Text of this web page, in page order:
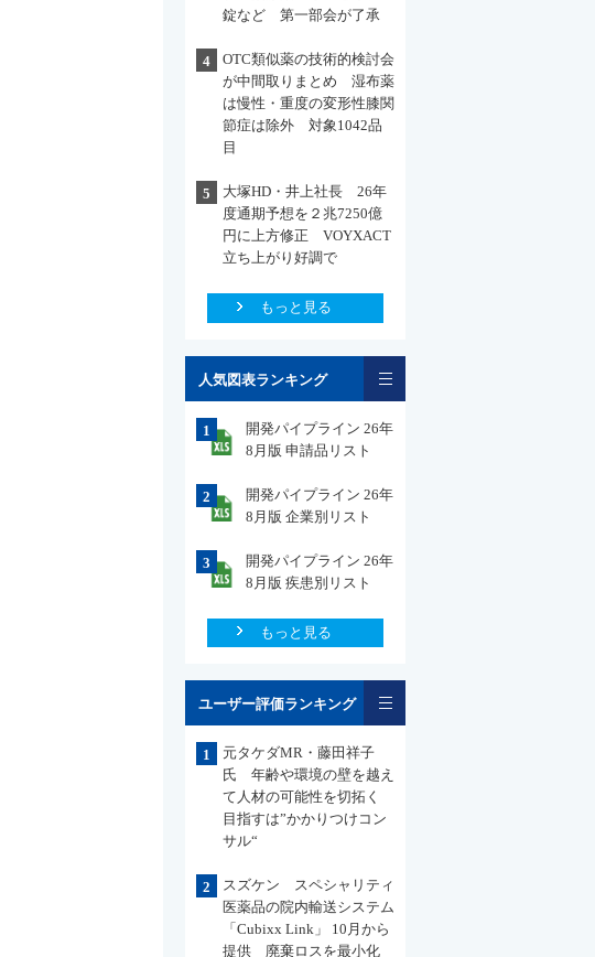
錠など 第一部会が了承
4
OTC類似薬の技術的検討会
が中間取りまとめ 湿布薬
は慢性・重度の変形性膝関
節症は除外 対象1042品
目
5
大塚HD・井上社長 26年
度通期予想を２兆7250億
円に上方修正 VOYXACT
立ち上がり好調で
もっと見る
人気図表ランキング
1
開発パイプライン 26年
8月版 申請品リスト
2
開発パイプライン 26年
8月版 企業別リスト
3
開発パイプライン 26年
8月版 疾患別リスト
もっと見る
ユーザー評価ランキング
1
元タケダMR・藤田祥子
氏 年齢や環境の壁を越え
て人材の可能性を切拓く
目指すは”かかりつけコン
サル“
2
スズケン スペシャリティ
医薬品の院内輸送システム
「Cubixx Link」 10月から
提供 廃棄ロスを最小化